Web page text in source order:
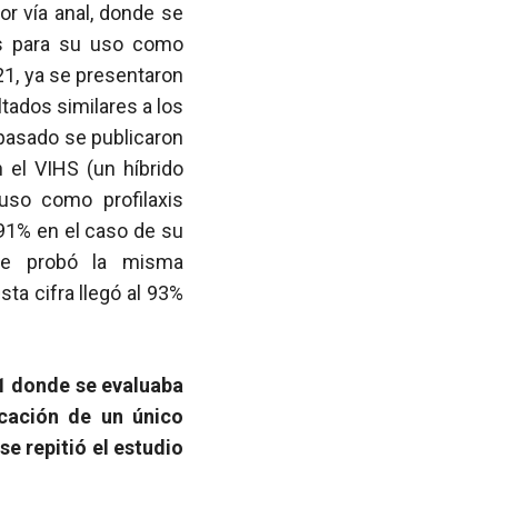
vía anal, donde se
para su uso como
ya se presentaron
similares a los
se publicaron
el VIHS (un híbrido
como profilaxis
en el caso de su
probó la misma
cifra llegó al 93%
donde se evaluaba
de un único
repitió el estudio